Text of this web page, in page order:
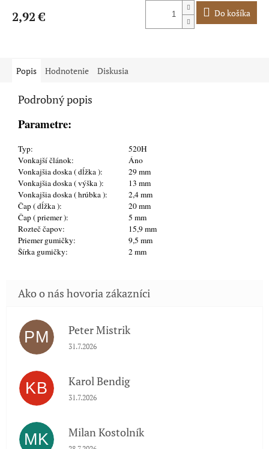
2,92 € Do košíka
Popis Hodnotenie Diskusia
Podrobný popis
Parametre:
Typ:
520H
Vonkajší článok:
Áno
Vonkajšia doska ( dĺžka ):
29 mm
Vonkajšia doska ( výška ):
13 mm
Vonkajšia doska ( hrúbka ):
2,4 mm
Čap ( dĺžka ):
20 mm
Čap ( priemer ):
5 mm
Rozteč čapov:
15,9 mm
Priemer gumičky:
9,5 mm
Šírka gumičky:
2 mm
PM Peter Mistrik
Hodnotenie obchodu je 5 z 5 hviezdičiek.
31.7.2026
KB Karol Bendig
Hodnotenie obchodu je 5 z 5 hviezdičiek.
31.7.2026
MK Milan Kostolník
Hodnotenie obchodu je 5 z 5 hviezdičiek.